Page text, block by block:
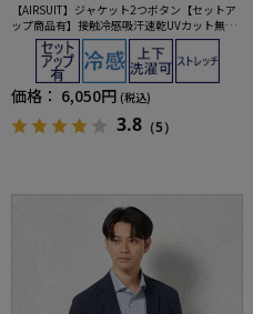
【AIRSUIT】ジャケット2つボタン【セットア
ップ商品有】接触冷感吸汗速乾UVカット無地
価格： 6,050円 (税込)
3.8 （5）